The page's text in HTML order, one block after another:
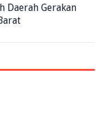
Daerah Gerakan